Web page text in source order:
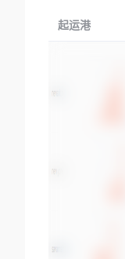
起运港